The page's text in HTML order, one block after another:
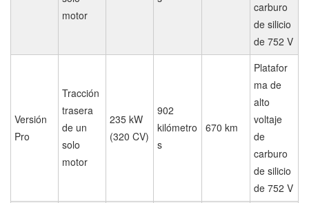
motor
carburo
de silicio
de 752 V
Versión
Pro
Tracción
trasera
de un
solo
motor
235 kW
(320 CV)
902
kilómetro
s
670 km
Platafor
ma de
alto
voltaje
de
carburo
de silicio
de 752 V